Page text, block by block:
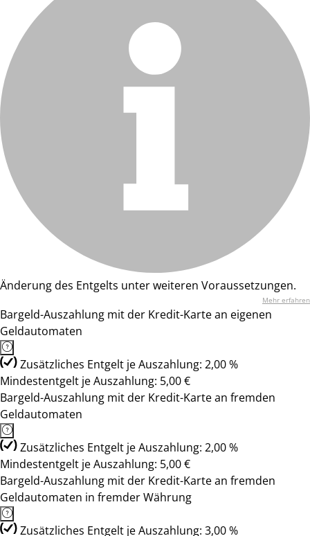
Änderung des Entgelts unter weiteren Voraussetzungen.
Mehr erfahren
Bargeld-Auszahlung mit der Kredit-Karte an eigenen
Geldautomaten
Zusätzliches Entgelt je Auszahlung: 2,00 %
Mindestentgelt je Auszahlung: 5,00 €
Bargeld-Auszahlung mit der Kredit-Karte an fremden
Geldautomaten
Zusätzliches Entgelt je Auszahlung: 2,00 %
Mindestentgelt je Auszahlung: 5,00 €
Bargeld-Auszahlung mit der Kredit-Karte an fremden
Geldautomaten in fremder Währung
Zusätzliches Entgelt je Auszahlung: 3,00 %